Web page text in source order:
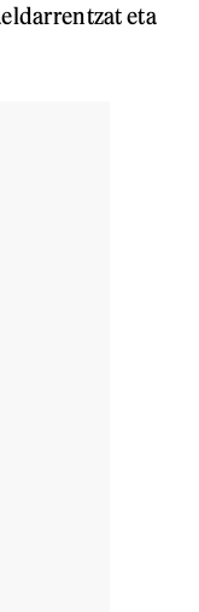
eta